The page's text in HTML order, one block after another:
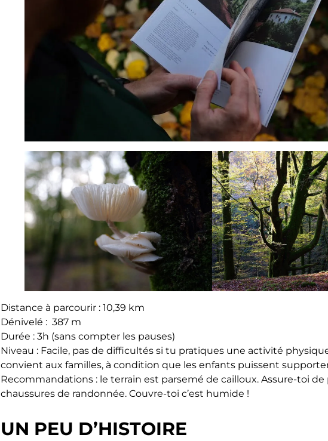
Distance à parcourir : 10,39 km
Dénivelé : 387 m
Durée : 3h (sans compter les pauses)
Niveau : Facile, pas de difficultés si tu pratiques une activité
convient aux familles, à condition que les enfants puissent
Recommandations : le terrain est parsemé de cailloux. Assure-toi
chaussures de randonnée. Couvre-toi c’est humide !
UN PEU D’HISTOIRE